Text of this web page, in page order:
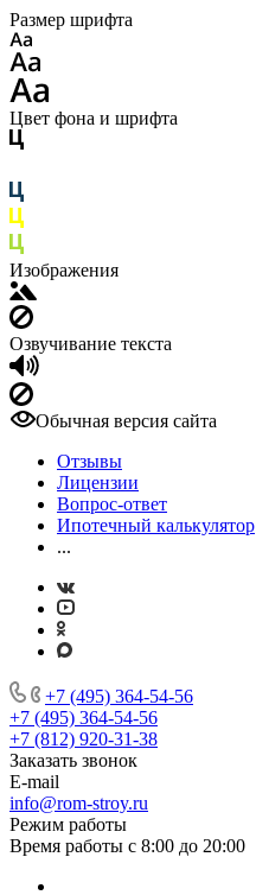
Размер шрифта
Цвет фона и шрифта
Изображения
Озвучивание текста
Обычная версия сайта
Отзывы
Лицензии
Вопрос-ответ
Ипотечный калькулятор
...
+7 (495) 364-54-56
+7 (495) 364-54-56
+7 (812) 920-31-38
Заказать звонок
E-mail
info@rom-stroy.ru
Режим работы
Время работы с 8:00 до 20:00